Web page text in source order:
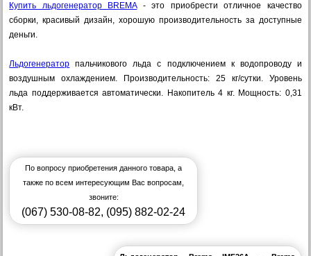
Купить льдогенератор BREMA- это приобрести отличное качество
сборки, красивый дизайн, хорошую производительность за доступные
деньги.
Льдогенератор пальчикового льда с подключением к водопроводу и
воздушным охлаждением. Производительность: 25 кг/сутки. Уровень
льда поддерживается автоматически. Накопитель 4 кг. Мощность: 0,31
кВт.
По вопросу приобретения данного товара, а
также по всем интересующим Вас вопросам,
звоните:
(067) 530-08-82, (095) 882-02-24